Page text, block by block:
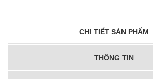
CHI TIẾT SẢN PHẨM
THÔNG TIN